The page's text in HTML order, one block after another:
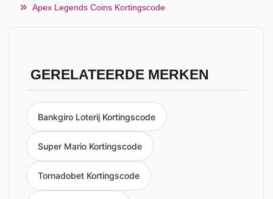
Apex Legends Coins Kortingscode
GERELATEERDE MERKEN
Bankgiro Loterij Kortingscode
Super Mario Kortingscode
Tornadobet Kortingscode